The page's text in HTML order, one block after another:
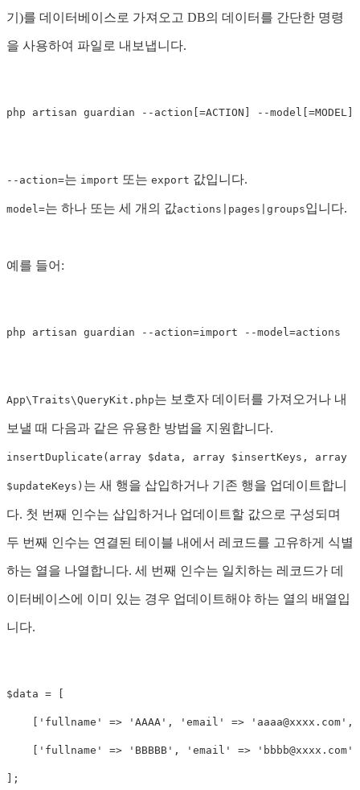
기)를 데이터베이스로 가져오고 DB의 데이터를 간단한 명령
을 사용하여 파일로 내보냅니다.
php artisan guardian -- action [=ACTION ] --model [=MODEL ]
--action=는 import 또는 export 값입니다.
model=는 하나 또는 세 개의 값actions|pages|groups입니다.
예를 들어:
php artisan guardian -- action=import --model =actions
App\Traits\QueryKit.php는 보호자 데이터를 가져오거나 내
보낼 때 다음과 같은 유용한 방법을 지원합니다.
insertDuplicate(array $data, array $insertKeys, array
$updateKeys) 는 새 행을 삽입하거나 기존 행을 업데이트합니
다. 첫 번째 인수는 삽입하거나 업데이트할 값으로 구성되며
두 번째 인수는 연결된 테이블 내에서 레코드를 고유하게 식별
하는 열을 나열합니다. 세 번째 인수는 일치하는 레코드가 데
이터베이스에 이미 있는 경우 업데이트해야 하는 열의 배열입
니다.
$data = [
[ 'fullname' => 'AAAA' , 'email' => ' aaaa@xxxx.com ' ,
[ 'fullname' => 'BBBBB' , 'email' => ' bbbb@xxxx.com '
];